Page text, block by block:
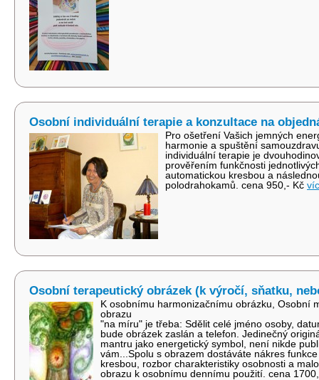
Osobní individuální terapie a konzultace na
Pro ošetření Vašich jemných
harmonie a spuštění
individuální terapie je
prověřením funkčnosti
automatickou kresbou a
polodrahokamů. cena 950,- Kč
Osobní terapeutický obrázek (k výročí, sňatku,
K osobnímu harmonizačnímu obrázku, Osobní
obrazu
"na míru" je třeba: Sdělit celé jméno osoby,
bude obrázek zaslán a telefon. Jedinečný
mantru jako energetický symbol, není nikde
vám...Spolu s obrazem dostáváte nákres
kresbou, rozbor charakteristiky osobnosti a
obrazu k osobnímu dennímu použití. cena